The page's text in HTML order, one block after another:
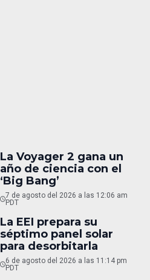
La Voyager 2 gana un
año de ciencia con el
‘Big Bang’
7 de agosto del 2026 a las 12:06 am
PDT
La EEI prepara su
séptimo panel solar
para desorbitarla
6 de agosto del 2026 a las 11:14 pm
PDT